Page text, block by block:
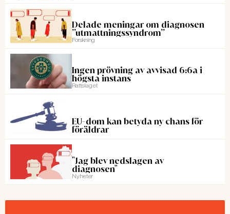
Delade meningar om diagnosen
”utmattningssyndrom”
Forskning
Ingen prövning av avvisad 6:6a i
högsta instans
Rattslaget
EU-dom kan betyda ny chans för
föräldrar
"Jag blev nedslagen av
diagnosen"
Nyheter